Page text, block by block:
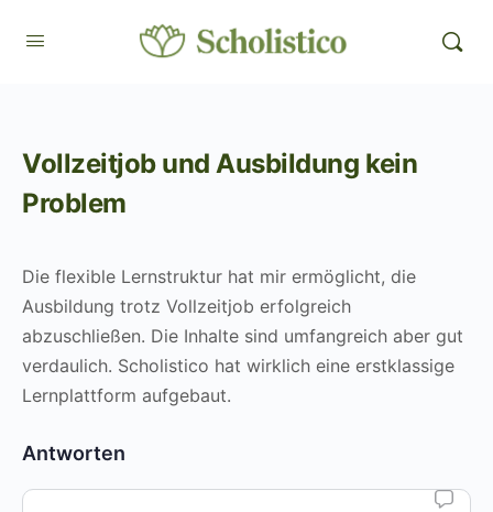
Vollzeitjob und Ausbildung kein
Problem
Die flexible Lernstruktur hat mir ermöglicht, die
Ausbildung trotz Vollzeitjob erfolgreich
abzuschließen. Die Inhalte sind umfangreich aber gut
verdaulich. Scholistico hat wirklich eine erstklassige
Lernplattform aufgebaut.
Antworten